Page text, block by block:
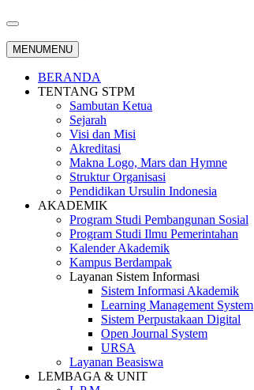
MENUMENU
BERANDA
TENTANG STPM
Sambutan Ketua
Sejarah
Visi dan Misi
Akreditasi
Makna Logo, Mars dan Hymne
Struktur Organisasi
Pendidikan Ursulin Indonesia
AKADEMIK
Program Studi Pembangunan Sosial
Program Studi Ilmu Pemerintahan
Kalender Akademik
Kampus Berdampak
Layanan Sistem Informasi
Sistem Informasi Akademik
Learning Management System
Sistem Perpustakaan Digital
Open Journal System
URSA
Layanan Beasiswa
LEMBAGA & UNIT